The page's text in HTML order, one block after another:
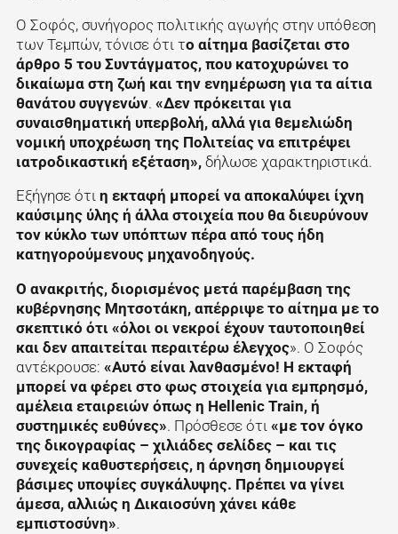
Ο Σοφός, συνήγορος πολιτικής αγωγής στην υπόθεση
των Τεμπών, τόνισε ότι το αίτημα βασίζεται στο
άρθρο 5 του Συντάγματος, που κατοχυρώνει το
δικαίωμα στη ζωή και την ενημέρωση για τα αίτια
θανάτου συγγενών. «Δεν πρόκειται για
συναισθηματική υπερβολή, αλλά για θεμελιώδη
νομική υποχρέωση της Πολιτείας να επιτρέψει
ιατροδικαστική εξέταση»,δήλωσε χαρακτηριστικά.
Εξήγησε ότι η εκταφή μπορεί να αποκαλύψει ίχνη
καύσιμης ύλης ή άλλα στοιχεία που θα διευρύνουν
τον κύκλο των υπόπτων πέρα από τους ήδη
κατηγορούμενους μηχανοδηγούς.
Ο ανακριτής, διορισμένος μετά παρέμβαση της
κυβέρνησης Μητσοτάκη, απέρριψε το αίτημα με το
σκεπτικό ότι «όλοι οι νεκροί έχουν ταυτοποιηθεί
και δεν απαιτείται περαιτέρω έλεγχος». Ο Σοφός
αντέκρουσε: «Αυτό είναι λανθασμένο! Η εκταφή
μπορεί να φέρει στο φως στοιχεία για εμπρησμό,
αμέλεια εταιρειών όπως η Hellenic Train, ή
συστημικές ευθύνες». Πρόσθεσε ότι «με τον όγκο
της δικογραφίας – χιλιάδες σελίδες – και τις
συνεχείς καθυστερήσεις, η άρνηση δημιουργεί
βάσιμες υποψίες συγκάλυψης. Πρέπει να γίνει
άμεσα, αλλιώς η Δικαιοσύνη χάνει κάθε
εμπιστοσύνη».